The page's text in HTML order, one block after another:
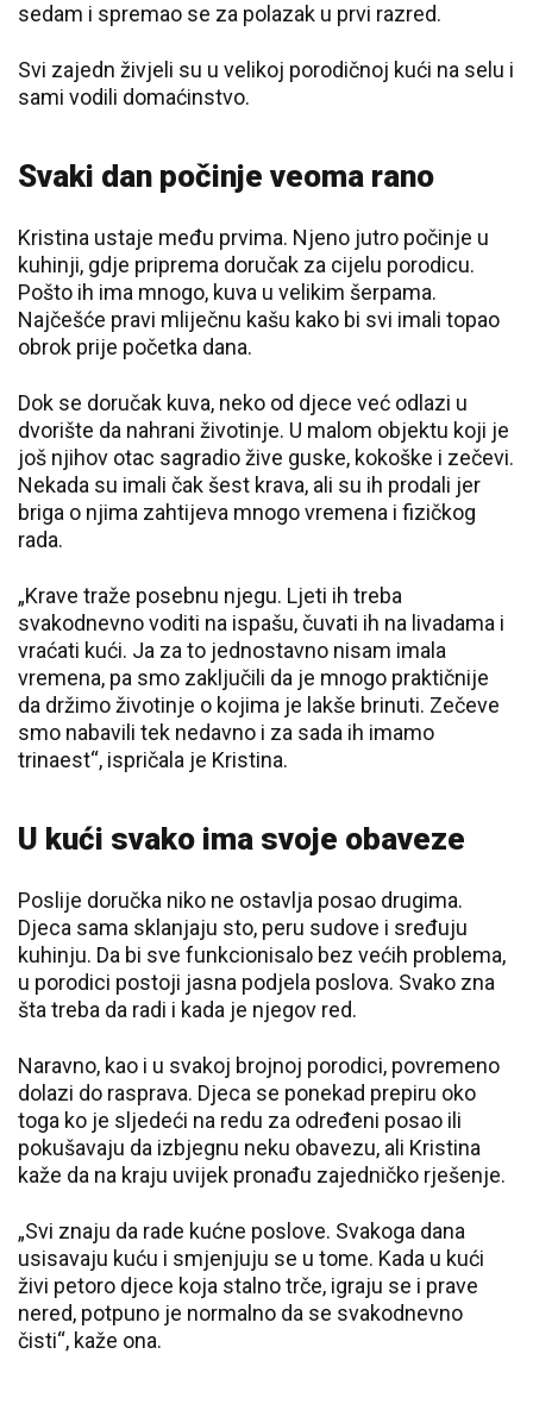
sedam i spremao se za polazak u prvi razred.
Svi zajedn živjeli su u velikoj porodičnoj kući na selu i
sami vodili domaćinstvo.
Svaki dan počinje veoma rano
Kristina ustaje među prvima. Njeno jutro počinje u
kuhinji, gdje priprema doručak za cijelu porodicu.
Pošto ih ima mnogo, kuva u velikim šerpama.
Najčešće pravi mliječnu kašu kako bi svi imali topao
obrok prije početka dana.
Dok se doručak kuva, neko od djece već odlazi u
dvorište da nahrani životinje. U malom objektu koji je
još njihov otac sagradio žive guske, kokoške i zečevi.
Nekada su imali čak šest krava, ali su ih prodali jer
briga o njima zahtijeva mnogo vremena i fizičkog
rada.
„Krave traže posebnu njegu. Ljeti ih treba
svakodnevno voditi na ispašu, čuvati ih na livadama i
vraćati kući. Ja za to jednostavno nisam imala
vremena, pa smo zaključili da je mnogo praktičnije
da držimo životinje o kojima je lakše brinuti. Zečeve
smo nabavili tek nedavno i za sada ih imamo
trinaest“, ispričala je Kristina.
U kući svako ima svoje obaveze
Poslije doručka niko ne ostavlja posao drugima.
Djeca sama sklanjaju sto, peru sudove i sređuju
kuhinju. Da bi sve funkcionisalo bez većih problema,
u porodici postoji jasna podjela poslova. Svako zna
šta treba da radi i kada je njegov red.
Naravno, kao i u svakoj brojnoj porodici, povremeno
dolazi do rasprava. Djeca se ponekad prepiru oko
toga ko je sljedeći na redu za određeni posao ili
pokušavaju da izbjegnu neku obavezu, ali Kristina
kaže da na kraju uvijek pronađu zajedničko rješenje.
„Svi znaju da rade kućne poslove. Svakoga dana
usisavaju kuću i smjenjuju se u tome. Kada u kući
živi petoro djece koja stalno trče, igraju se i prave
nered, potpuno je normalno da se svakodnevno
čisti“, kaže ona.